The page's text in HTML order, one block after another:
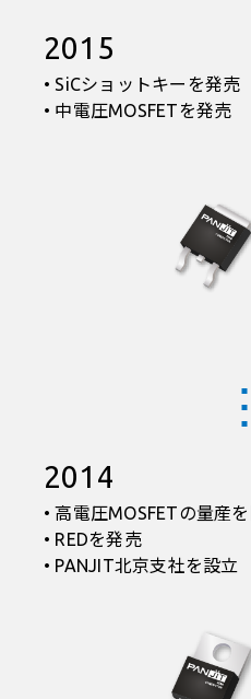
2015
• SiCショットキーを発売
• 中電圧MOSFETを発売
2014
• 高電圧MOSFETの量産
• REDを発売
• PANJIT北京支社を設立